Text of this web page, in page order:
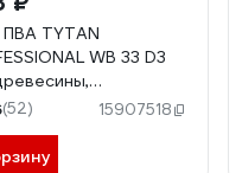
TYTAN
WB 33 D3
белый 175 г
(52) 15907518